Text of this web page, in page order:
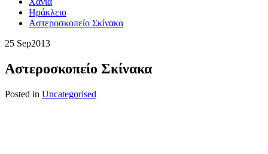
Ηράκλειο
Αστεροσκοπείο Σκίνακα
25 Sep2013
Αστεροσκοπείο Σκίνακα
Posted in Uncategorised